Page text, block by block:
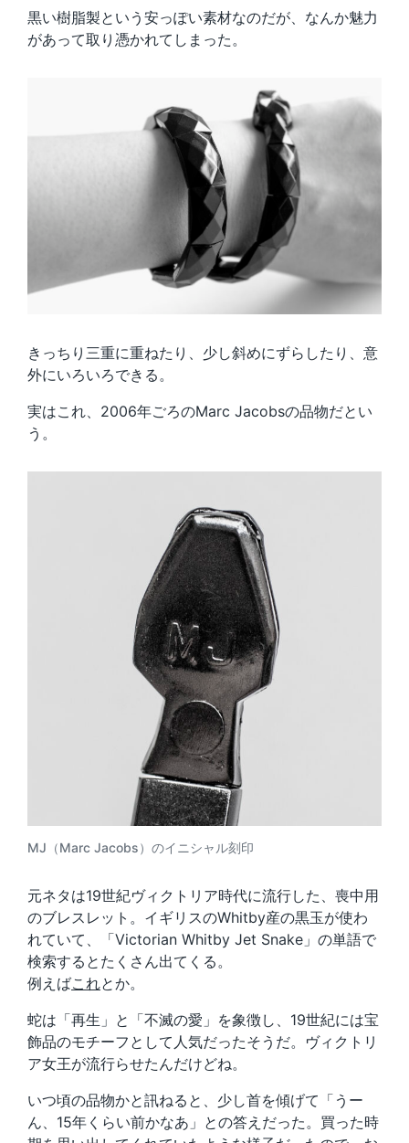
黒い樹脂製という安っぽい素材なのだが、なんか魅力
があって取り憑かれてしまった。
きっちり三重に重ねたり、少し斜めにずらしたり、意
外にいろいろできる。
実はこれ、2006年ごろのMarc Jacobsの品物だとい
う。
MJ（Marc Jacobs）のイニシャル刻印
元ネタは19世紀ヴィクトリア時代に流行した、喪中用
のブレスレット。イギリスのWhitby産の黒玉が使わ
れていて、「Victorian Whitby Jet Snake」の単語で
検索するとたくさん出てくる。
例えばこれとか。
蛇は「再生」と「不滅の愛」を象徴し、19世紀には宝
飾品のモチーフとして人気だったそうだ。ヴィクトリ
ア女王が流行らせたんだけどね。
いつ頃の品物かと訊ねると、少し首を傾げて「うー
ん、15年くらい前かなあ」との答えだった。買った時